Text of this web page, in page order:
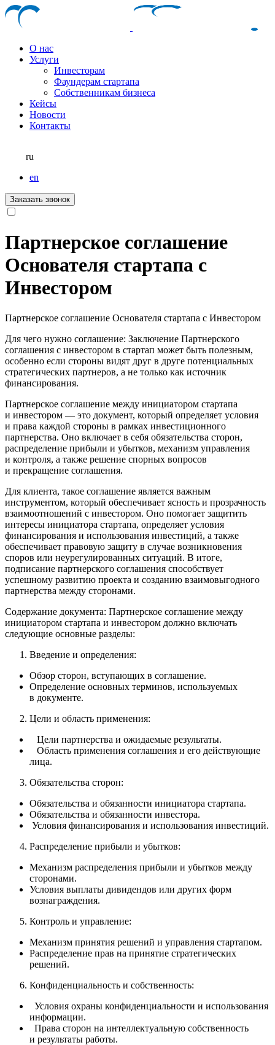
О нас
Услуги
Инвесторам
Фаундерам стартапа
Собственникам бизнеса
Кейсы
Новости
Контакты
ru
en
Заказать звонок
Партнерское соглашение
Основателя стартапа с
Инвестором
Партнерское соглашение Основателя стартапа с Инвестором
Для чего нужно соглашение: Заключение Партнерского
соглашения с инвестором в стартап может быть полезным,
особенно если стороны видят друг в друге потенциальных
стратегических партнеров, а не только как источник
финансирования.
Партнерское соглашение между инициатором стартапа
и инвестором — это документ, который определяет условия
и права каждой стороны в рамках инвестиционного
партнерства. Оно включает в себя обязательства сторон,
распределение прибыли и убытков, механизм управления
и контроля, а также решение спорных вопросов
и прекращение соглашения.
Для клиента, такое соглашение является важным
инструментом, который обеспечивает ясность и прозрачность
взаимоотношений с инвестором. Оно помогает защитить
интересы инициатора стартапа, определяет условия
финансирования и использования инвестиций, а также
обеспечивает правовую защиту в случае возникновения
споров или неурегулированных ситуаций. В итоге,
подписание партнерского соглашения способствует
успешному развитию проекта и созданию взаимовыгодного
партнерства между сторонами.
Содержание документа: Партнерское соглашение между
инициатором стартапа и инвестором должно включать
следующие основные разделы:
Введение и определения:
Обзор сторон, вступающих в соглашение.
Определение основных терминов, используемых
в документе.
Цели и область применения:
Цели партнерства и ожидаемые результаты.
Область применения соглашения и его действующие
лица.
Обязательства сторон:
Обязательства и обязанности инициатора стартапа.
Обязательства и обязанности инвестора.
Условия финансирования и использования инвестиций.
Распределение прибыли и убытков:
Механизм распределения прибыли и убытков между
сторонами.
Условия выплаты дивидендов или других форм
вознаграждения.
Контроль и управление:
Механизм принятия решений и управления стартапом.
Распределение прав на принятие стратегических
решений.
Конфиденциальность и собственность:
Условия охраны конфиденциальности и использования
информации.
Права сторон на интеллектуальную собственность
и результаты работы.